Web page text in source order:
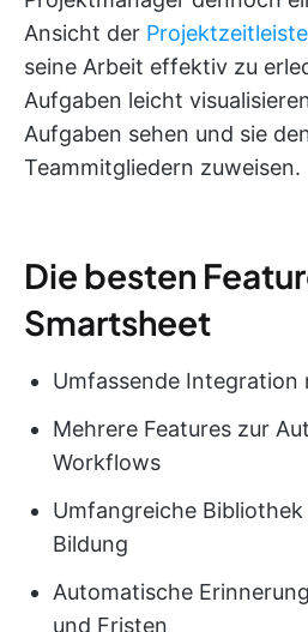
Ansicht der Projektzeitleiste
seine Arbeit effektiv zu
Aufgaben leicht
Aufgaben sehen und sie
Teammitgliedern zuweisen.
Die besten
Smartsheet
Umfassende Integration
Mehrere Features zur
Workflows
Umfangreiche
Bildung
Automatische
und Fristen